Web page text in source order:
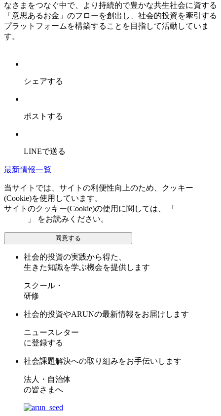
なさまをつなぐ中で、より持続的で豊かな共生社会に資する
「意思あるお金」のフローを創出し、社会的投資を牽引する
プラットフォームを構築することを目指して活動していま
す。
シェアする
ポストする
LINEで送る
最新情報一覧
当サイトでは、サイトの利便性向上のため、クッキー
(Cookie)を使用しています。
サイトのクッキー(Cookie)の使用に関しては、 「
」 をお読みください。
同意する
社会的投資の実践から得た、
生きた知識を学ぶ機会を提供します
スクール・
研修
社会的投資やARUNの最新情報をお届けします
ニュースレター
に登録する
社会課題解決への取り組みをお手伝いします
法人・自治体
の皆さまへ